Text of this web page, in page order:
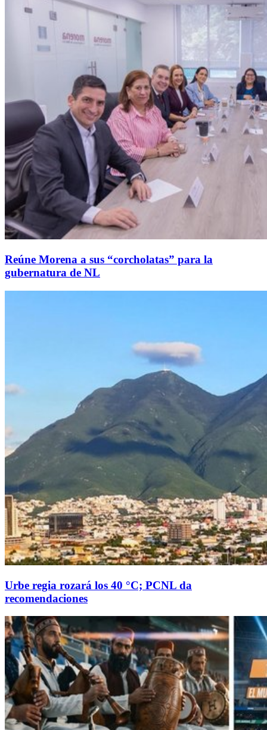
Reúne Morena a sus “corcholatas” para la
gubernatura de NL
Urbe regia rozará los 40 °C; PCNL da
recomendaciones